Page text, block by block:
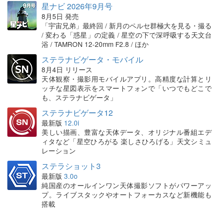
星ナビ 2026年9月号
8月5日 発売
「宇宙兄弟」最終回 / 新月のペルセ群極大を見る・撮る
/ 変わる「惑星」の定義 / 星空の下で深呼吸する天文台
浴 / TAMRON 12-20mm F2.8 / ほか
ステラナビゲータ・モバイル
8月4日 リリース
天体観察・撮影用モバイルアプリ。高精度な計算とリ
ッチな星図表示をスマートフォンで「いつでもどこで
も、ステラナビゲータ」
ステラナビゲータ12
最新版 12.0i
美しい描画、豊富な天体データ、オリジナル番組エデ
ィタなど「星空ひろがる 楽しさひろげる」天文シミュ
レーション
ステラショット3
最新版 3.0o
純国産のオールインワン天体撮影ソフトがパワーアッ
プ。ライブスタックやオートフォーカスなど新機能も
搭載